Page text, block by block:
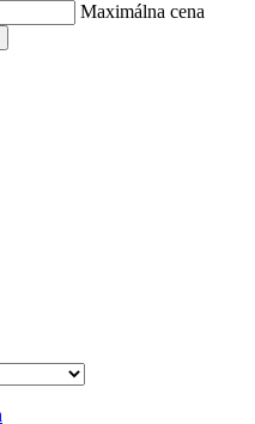
Maximálna cena